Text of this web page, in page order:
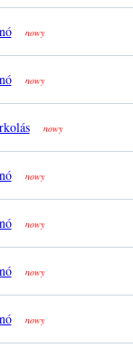
nowy
nowy
nowy
nowy
nowy
nowy
nowy